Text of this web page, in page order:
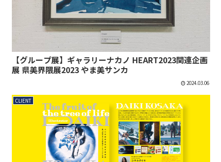
【グループ展】ギャラリーナカノ HEART2023関連企画
展 県美界隈展2023 やま美サンカ
2024.03.06
CLIENT